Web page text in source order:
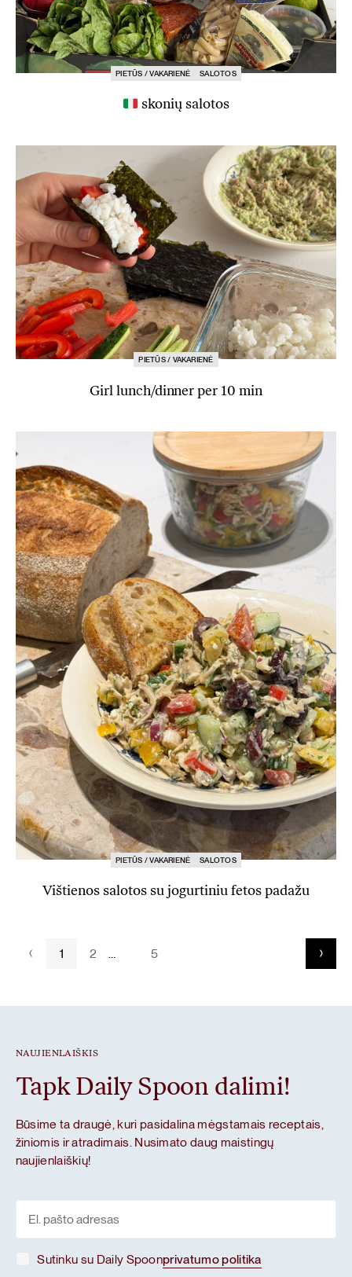
PIETŪS / VAKARIENĖ SALOTOS
skonių salotos
PIETŪS / VAKARIENĖ
Girl lunch/dinner per 10 min
PIETŪS / VAKARIENĖ SALOTOS
Vištienos salotos su jogurtiniu fetos padažu
1 2 … 5
NAUJIENLAIŠKIS
Tapk Daily Spoon dalimi!
Būsime ta draugė, kuri pasidalina mėgstamais receptais,
žiniomis ir atradimais. Nusimato daug maistingų
naujienlaiškių!
Sutinku su Daily Spoonprivatumo politika